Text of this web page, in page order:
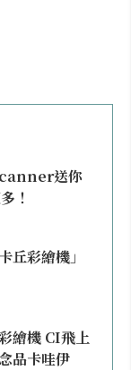
送你
！
丘彩繪機」
繪機 CI飛上
品卡哇伊